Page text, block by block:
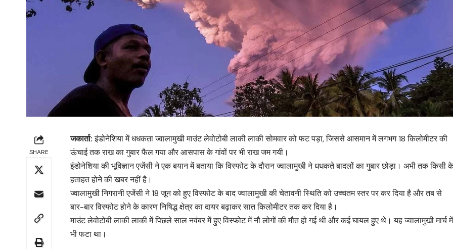
SHARE
जकार्ता:इंडोनेशिया में धधकता ज्वालामुखी माउंट लेवोटोबी लाकी लाकी सोमवार को फट पड़ा, जिससे आसमान में लगभग 18 किलोमीटर की
ऊंचाई तक राख का गुबार फैल गया और आसपास के गांवों पर भी राख जम गयी।
इंडोनेशिया की भूविज्ञान एजेंसी ने एक बयान में बताया कि विस्फोट के दौरान ज्वालामुखी ने धधकते बादलों का गुबार छोड़ा। अभी तक किसी
हताहत होने की खबर नहीं है।
ज्वालामुखी निगरानी एजेंसी ने 18 जून को हुए विस्फोट के बाद ज्वालामुखी की चेतावनी स्थिति को उच्चतम स्तर पर कर दिया है और तब से
बार-बार विस्फोट होने के कारण निषिद्ध क्षेत्र का दायर बढ़ाकर सात किलोमीटर तक कर दिया है।
माउंट लेवोटोबी लाकी लाकी में पिछले साल नवंबर में हुए विस्फोट में नौ लोगों की मौत हो गई थी और कई घायल हुए थे। यह ज्वालामुखी मार्च में
भी फटा था।